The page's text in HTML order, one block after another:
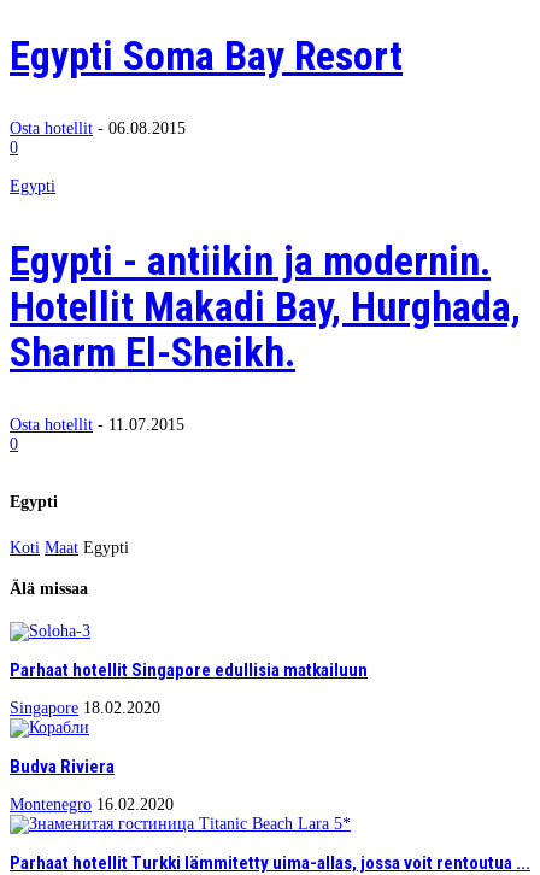
Egypti Soma Bay Resort
Osta hotellit - 06.08.2015
0
Egypti
Egypti - antiikin ja modernin.
Hotellit Makadi Bay, Hurghada,
Sharm El-Sheikh.
Osta hotellit - 11.07.2015
0
Egypti
Koti Maat Egypti
Älä missaa
Parhaat hotellit Singapore edullisia matkailuun
Singapore 18.02.2020
Budva Riviera
Montenegro 16.02.2020
Parhaat hotellit Turkki lämmitetty uima-allas, jossa voit rentoutua ...